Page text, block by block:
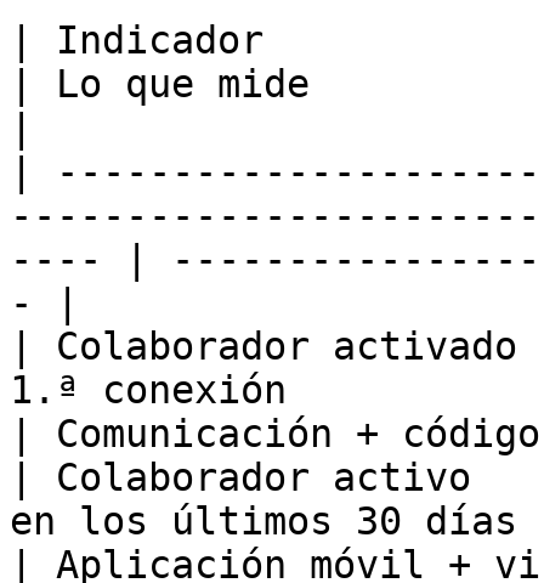
| Indicador
| Lo que mide
|
---- |
- |
| Colaborador
1.ª conexión
| Comunicación +
| Colaborador
en los últimos 30
| Aplicación móvil